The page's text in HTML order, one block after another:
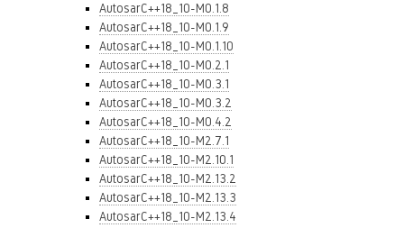
AutosarC++18_10-M0.1.8
AutosarC++18_10-M0.1.9
AutosarC++18_10-M0.1.10
AutosarC++18_10-M0.2.1
AutosarC++18_10-M0.3.1
AutosarC++18_10-M0.3.2
AutosarC++18_10-M0.4.2
AutosarC++18_10-M2.7.1
AutosarC++18_10-M2.10.1
AutosarC++18_10-M2.13.2
AutosarC++18_10-M2.13.3
AutosarC++18_10-M2.13.4